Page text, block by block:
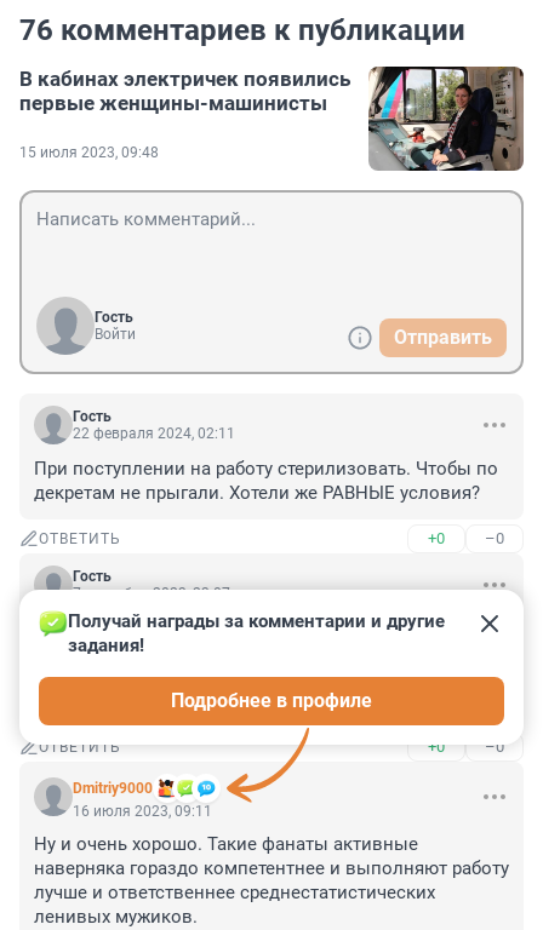
76 комментариев к публикации
В кабинах электричек появились
первые женщины-машинисты
15 июля 2023, 09:48
Гость
Войти
Отправить
Гость
22 февраля 2024, 02:11
При поступлении на работу стерилизовать. Чтобы по
декретам не прыгали. Хотели же РАВНЫЕ условия?
ОТВЕТИТЬ +0 –0
Гость
7 сентября 2023, 23:07
В Литве уже давно катаются даже в грузовых.А
насчёт первой ласточки ну не знаю,В 80 годах помню
в депо Калининград женщина во всю рассекала на
МВПС.Вот она действительно первая!!!
ОТВЕТИТЬ +0 –0
Dmitriy9000
Получай награды за комментарии и другие
задания!
Подробнее в профиле
16 июля 2023, 09:11
Ну и очень хорошо. Такие фанаты активные
наверняка гораздо компетентнее и выполняют работу
лучше и ответственнее среднестатистических
ленивых мужиков.